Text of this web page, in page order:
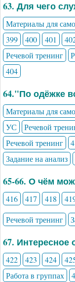
63. Для чего
Материалы для
399
400 401
Речевой тренинг
404
64."По одёжке
Материалы для
УС
Речевой
Речевой тренинг
Задание на анализ
65-66. О чём
416 417 418
Речевой тренинг
67. Интересное
422 423 424
Работа в группах